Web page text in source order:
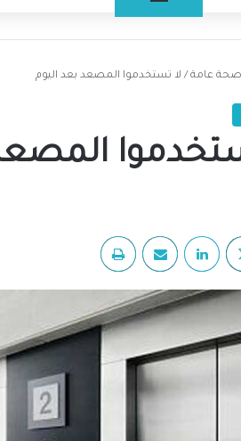
صحة عامة / لا تستخدموا المصعد بعد اليوم
لينكدإن مشاركة عبر البريد